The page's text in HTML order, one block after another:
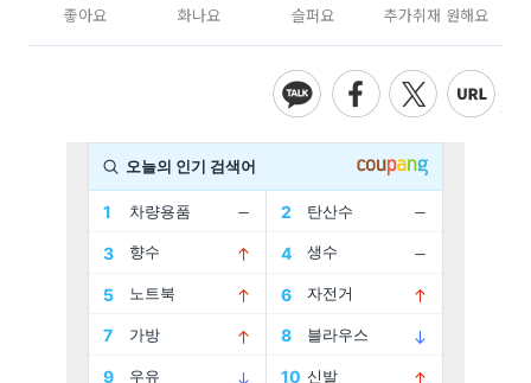
좋아요 화나요 슬퍼요 추가취재 원해요